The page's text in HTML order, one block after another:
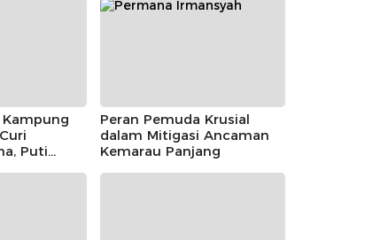
Kampung
Puti
Peran Pemuda Krusial
dalam Mitigasi Ancaman
Kemarau Panjang